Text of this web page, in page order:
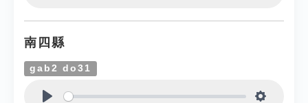
南四縣
gab2 do31